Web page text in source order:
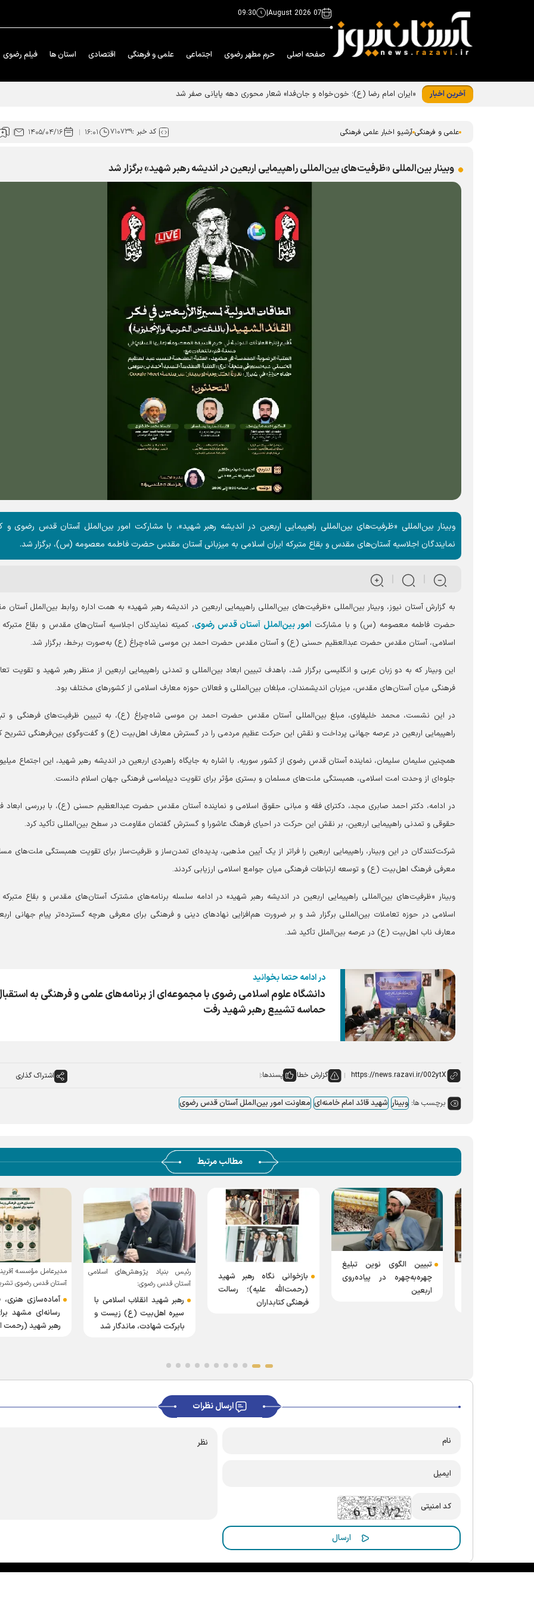
07 August 2026
|
09:30
صفحه اصلی حرم مطهر رضوی اجتماعی علمی و فرهنگی اقتصادی استان ها فیلم رضوی
آخرین اخبار «ایران امام رضا (ع)؛ خون‌خواه و جان‌فدا» شعار محوری دهه پایانی صفر شد
علمی و فرهنگی آرشیو اخبار علمی فرهنگی کد خبر :۷۱۰۷۳۹ ۱۶:۰۱ ۱۴۰۵/۰۴/۱۶
وبینار بین‌المللی «ظرفیت‌های بین‌المللی راهپیمایی اربعین در اندیشه رهبر شهید» برگزار شد
وبینار بین‌المللی «ظرفیت‌های بین‌المللی راهپیمایی اربعین در اندیشه رهبر شهید»، با مشارکت امور بین‌الملل آستان قدس رضوی و
نمایندگان اجلاسیه آستان‌های مقدس و بقاع متبرکه ایران اسلامی به میزبانی آستان مقدس حضرت فاطمه معصومه (س)، برگزار شد.
به گزارش آستان نیوز، وبینار بین‌المللی «ظرفیت‌های بین‌المللی راهپیمایی اربعین در اندیشه رهبر شهید» به همت اداره روابط بین‌الملل
حضرت فاطمه معصومه (س) و با مشارکت امور بین‌الملل آستان قدس رضوی، کمیته نمایندگان اجلاسیه آستان‌های مقدس و بقاع متبرکه
اسلامی، آستان مقدس حضرت عبدالعظیم حسنی (ع) و آستان مقدس حضرت احمد بن موسی شاه‌چراغ (ع) به‌صورت برخط، برگزار شد.
این وبینار که به دو زبان عربی و انگلیسی برگزار شد، باهدف تبیین ابعاد بین‌المللی و تمدنی راهپیمایی اربعین از منظر رهبر شهید و تقویت
فرهنگی میان آستان‌های مقدس، میزبان اندیشمندان، مبلغان بین‌المللی و فعالان حوزه معارف اسلامی از کشور‌های مختلف بود.
در این نشست، محمد خلیفاوی، مبلغ بین‌المللی آستان مقدس حضرت احمد بن موسی شاه‌چراغ (ع)، به تبیین ظرفیت‌های فرهنگی و
راهپیمایی اربعین در عرصه جهانی پرداخت و نقش این حرکت عظیم مردمی را در گسترش معارف اهل‌بیت (ع) و گفت‌وگوی بین‌فرهنگی تشریح
همچنین سلیمان سلیمان، نماینده آستان قدس رضوی از کشور سوریه، با اشاره به جایگاه راهبردی اربعین در اندیشه رهبر شهید، این اجتماع
جلوه‌ای از وحدت امت اسلامی، همبستگی ملت‌های مسلمان و بستری مؤثر برای تقویت دیپلماسی فرهنگی جهان اسلام دانست.
در ادامه، دکتر احمد صابری مجد، دکترای فقه و مبانی حقوق اسلامی و نماینده آستان مقدس حضرت عبدالعظیم حسنی (ع)، با بررسی ابعاد
حقوقی و تمدنی راهپیمایی اربعین، بر نقش این حرکت در احیای فرهنگ عاشورا و گسترش گفتمان مقاومت در سطح بین‌المللی تأکید کرد.
شرکت‌کنندگان در این وبینار، راهپیمایی اربعین را فراتر از یک آیین مذهبی، پدیده‌ای تمدن‌ساز و ظرفیت‌ساز برای تقویت همبستگی ملت‌های
معرفی فرهنگ اهل‌بیت (ع) و توسعه ارتباطات فرهنگی میان جوامع اسلامی ارزیابی کردند.
وبینار «ظرفیت‌های بین‌المللی راهپیمایی اربعین در اندیشه رهبر شهید» در ادامه سلسله برنامه‌های مشترک آستان‌های مقدس و بقاع متبرکه
اسلامی در حوزه تعاملات بین‌المللی برگزار شد و بر ضرورت هم‌افزایی نهاد‌های دینی و فرهنگی برای معرفی هرچه گسترده‌تر پیام جهانی
معارف ناب اهل‌بیت (ع) در عرصه بین‌الملل تأکید شد.
در ادامه حتما بخوانید
دانشگاه علوم اسلامی رضوی با مجموعه‌ای از برنامه‌های علمی و فرهنگی به
حماسه تشییع رهبر شهید رفت
گزارش خطا پسندها: اشتراک گذاری
برچسب ها: وبینار شهید قائد امام خامنه‌ای معاونت امور بین‌الملل آستان قدس رضوی
مطالب مرتبط
تبیین الگوی نوین تبلیغ
چهره‌به‌چهره در پیاده‌روی
اربعین
بازخوانی نگاه رهبر شهید
(رحمت‌الله علیه)؛ رسالت
فرهنگی کتابداران
رئیس بنیاد پژوهش‌های اسلامی
آستان قدس رضوی:
رهبر شهید انقلاب اسلامی با
سیره اهل‌بیت (ع) زیست و
بابرکت شهادت، ماندگار شد
مدیرعامل مؤسسه
آستان قدس رضوی تشریح کرد
آماده‌سازی هنری،
رسانه‌ای مشهد برای
رهبر شهید (رحمت الله
ارسال نظرات